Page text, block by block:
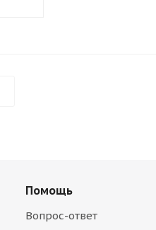
Помощь
Вопрос-ответ